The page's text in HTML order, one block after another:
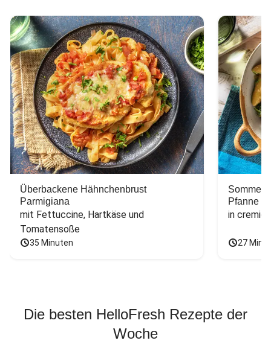
Überbackene Hähnchenbrust
Parmigiana
mit Fettuccine, Hartkäse und
Tomatensoße
35 Minuten
Pfanne
in
27
Die besten HelloFresh Rezepte der
Woche